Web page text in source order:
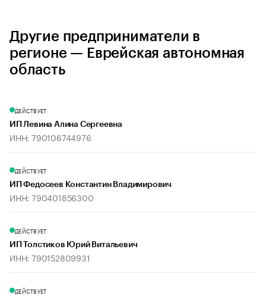
Другие предприниматели в
регионе — Еврейская автономная
область
ДЕЙСТВУЕТ
ИП Левина Алина Сергеевна
ИНН: 790106744976
ДЕЙСТВУЕТ
ИП Федосеев Константин Владимирович
ИНН: 790401856300
ДЕЙСТВУЕТ
ИП Толстиков Юрий Витальевич
ИНН: 790152809931
ДЕЙСТВУЕТ